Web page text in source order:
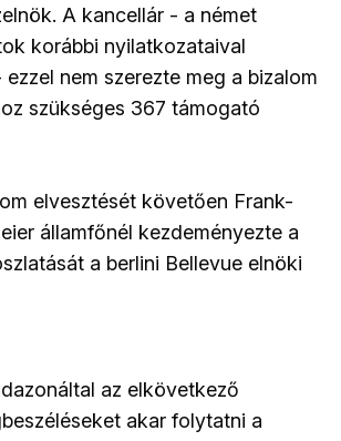
A kancellár - a német
korábbi nyilatkozataival
nem szerezte meg a bizalom
szükséges 367 támogató
elvesztését követően Frank-
államfőnél kezdeményezte a
a berlini Bellevue elnöki
az elkövetkező
akar folytatni a